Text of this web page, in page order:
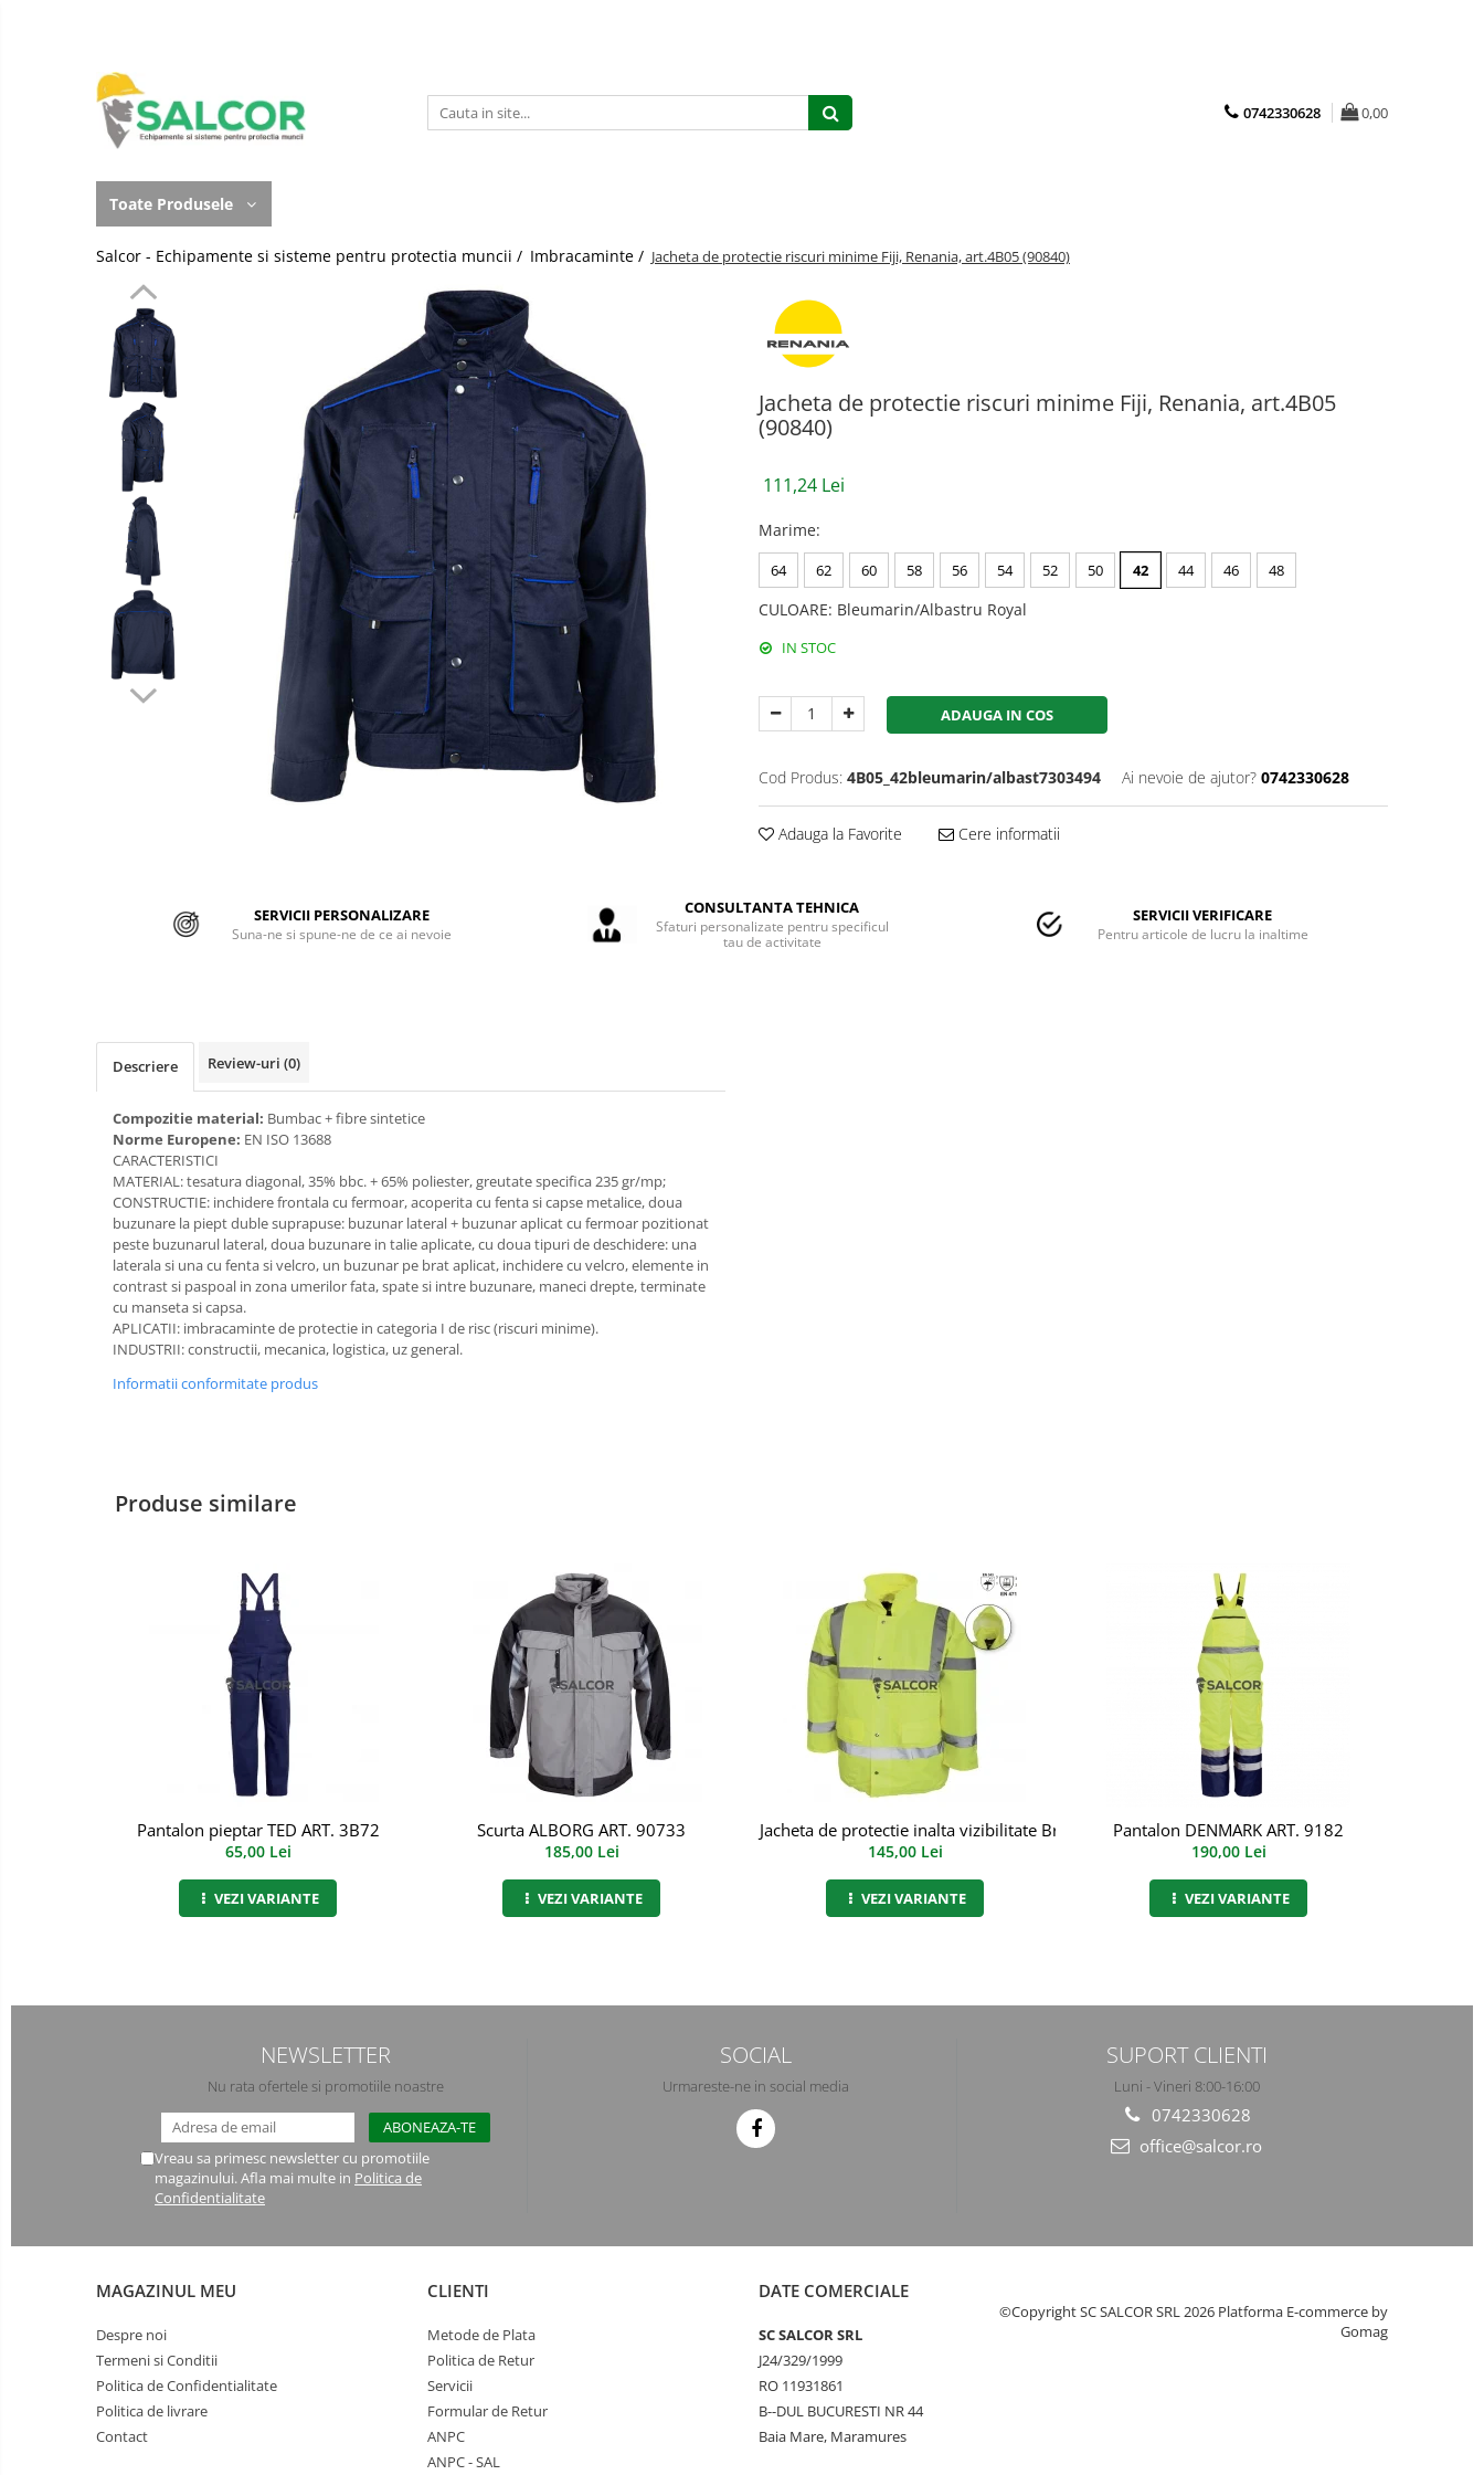
Toate Produsele
Imbracaminte
Articole unica folosinta
Costum-Salopeta
Halate de lucru
Imbracaminte Femei
Jachete de iarna
Jachete/Bluze Salopeta
Pantaloni cu pieptar
Pantaloni de lucru
Pantaloni scurti
Pelerine de ploaie
Mijloace de legatura
Opritoare de cadere
Puncte de ancorare
Sisteme de acces in canale
Incaltaminte
Pantofi de protectie
Sandale de protectie
Imbracaminte Outdoor
Protectie auditiva
Protectie Respiratorie
Protectie vizuala
Semnalizare rutiera
0742330628 0,00
Toate Produsele
Salcor - Echipamente si sisteme pentru protectia muncii / Imbracaminte / Jacheta de protectie riscuri minime Fiji, Renania, art.4B05 (90840)
Jacheta de protectie riscuri minime Fiji, Renania, art.4B05
(90840)
111,24 Lei
Marime:
64 62 60 58 56 54 52 50 42 44 46 48
CULOARE: Bleumarin/Albastru Royal
IN STOC
ADAUGA IN COS
Cod Produs: 4B05_42bleumarin/albast7303494 Ai nevoie de ajutor? 0742330628
Adauga la Favorite Cere informatii
SERVICII PERSONALIZARE
Suna-ne si spune-ne de ce ai nevoie
CONSULTANTA TEHNICA
Sfaturi personalizate pentru specificul
tau de activitate
SERVICII VERIFICARE
Pentru articole de lucru la inaltime
Descriere Review-uri (0)
Compozitie material: Bumbac + fibre sintetice
Norme Europene: EN ISO 13688
CARACTERISTICI
MATERIAL: tesatura diagonal, 35% bbc. + 65% poliester, greutate specifica 235 gr/mp;
CONSTRUCTIE: inchidere frontala cu fermoar, acoperita cu fenta si capse metalice, doua
buzunare la piept duble suprapuse: buzunar lateral + buzunar aplicat cu fermoar pozitionat
peste buzunarul lateral, doua buzunare in talie aplicate, cu doua tipuri de deschidere: una
laterala si una cu fenta si velcro, un buzunar pe brat aplicat, inchidere cu velcro, elemente in
contrast si paspoal in zona umerilor fata, spate si intre buzunare, maneci drepte, terminate
cu manseta si capsa.
APLICATII: imbracaminte de protectie in categoria I de risc (riscuri minime).
INDUSTRII: constructii, mecanica, logistica, uz general.
Informatii conformitate produs
Produse similare
Pantalon pieptar TED ART. 3B72
65,00 Lei
VEZI VARIANTE
Scurta ALBORG ART. 90733
185,00 Lei
VEZI VARIANTE
Jacheta de protectie inalta vizibilitate Bristol, art.5B34 (9189) (9189)
145,00 Lei
VEZI VARIANTE
Pantalon DENMARK ART. 9182
190,00 Lei
VEZI VARIANTE
NEWSLETTER
Nu rata ofertele si promotiile noastre
Vreau sa primesc newsletter cu promotiile
magazinului. Afla mai multe in Politica de
Confidentialitate
SOCIAL
Urmareste-ne in social media
SUPORT CLIENTI
Luni - Vineri 8:00-16:00
0742330628
office@salcor.ro
MAGAZINUL MEU
Despre noi
Termeni si Conditii
Politica de Confidentialitate
Politica de livrare
Contact
CLIENTI
Metode de Plata
Politica de Retur
Servicii
Formular de Retur
ANPC
ANPC - SAL
DATE COMERCIALE
SC SALCOR SRL
J24/329/1999
RO 11931861
B--DUL BUCURESTI NR 44
Baia Mare, Maramures
©Copyright SC SALCOR SRL 2026 Platforma E-commerce by
Gomag